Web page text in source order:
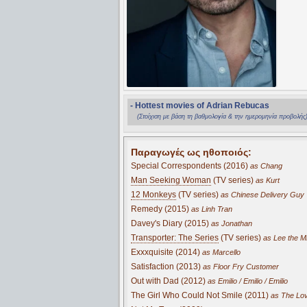
- Hottest movies of Adrian Rebucas
(Στοίχιση με βάση τη βαθμολογία & την ημερομηνία προβολής)
Παραγωγές ως ηθοποιός:
Special Correspondents (2016) as Chang
Man Seeking Woman (TV series) as Kurt
12 Monkeys (TV series) as Chinese Delivery Guy
Remedy (2015) as Linh Tran
Davey's Diary (2015) as Jonathan
Transporter: The Series (TV series) as Lee the
Exxxquisite (2014) as Marcello
Satisfaction (2013) as Floor Fry Customer
Out with Dad (2012) as Emilio / Emilio / Emilio
The Girl Who Could Not Smile (2011) as The